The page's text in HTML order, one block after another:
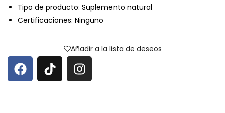
Tipo de producto: Suplemento natural
Certificaciones: Ninguno
Añadir a la lista de deseos